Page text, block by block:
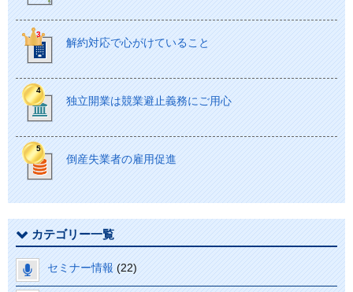
解約対応で心がけていること
独立開業は競業避止義務にご用心
倒産失業者の雇用促進
カテゴリー一覧
セミナー情報 (22)